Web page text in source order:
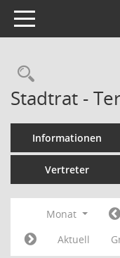
Toggle navigation
Stadtrat -
Informationen
Vertreter
Monat
Aktuell